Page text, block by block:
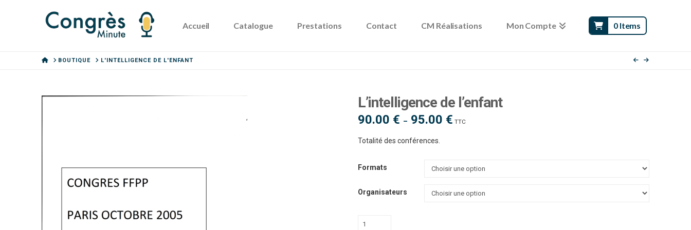
Accueil Catalogue Prestations Contact CM Réalisations Mon Compte 0 Items
HOMEBOUTIQUE L'INTELLIGENCE DE L'ENFANT
L’intelligence de l’enfant
90.00 € – 95.00 €Plage
de
TTC
Totalité des conférences.
Formats
Organisateurs
quantité